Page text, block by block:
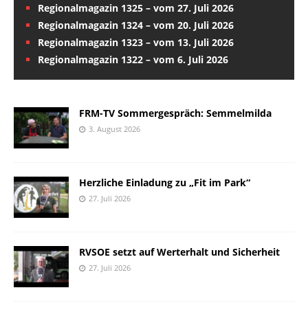
Regionalmagazin 1325 – vom 27. Juli 2026
Regionalmagazin 1324 – vom 20. Juli 2026
Regionalmagazin 1323 – vom 13. Juli 2026
Regionalmagazin 1322 – vom 6. Juli 2026
FRM-TV Sommergespräch: Semmelmilda
3. August 2026
Herzliche Einladung zu „Fit im Park“
27. Juli 2026
RVSOE setzt auf Werterhalt und Sicherheit
27. Juli 2026